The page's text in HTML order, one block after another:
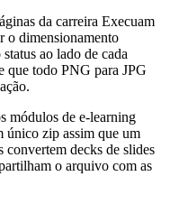
da carreira Execuam
o dimensionamento
ao lado de cada
que todo PNG para JPG
módulos de e-learning
único zip assim que um
decks de slides
o arquivo com as